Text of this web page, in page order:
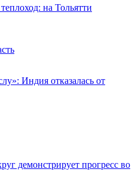
на Тольятти
Индия отказалась от
демонстрирует прогресс во